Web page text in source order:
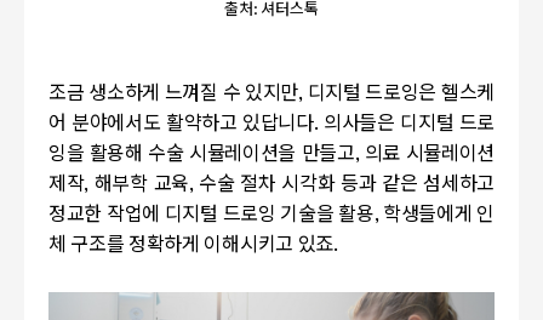
출처: 셔터스톡
조금 생소하게 느껴질 수 있지만, 디지털 드로잉은 헬스케
어 분야에서도 활약하고 있답니다. 의사들은 디지털 드로
잉을 활용해 수술 시뮬레이션을 만들고, 의료 시뮬레이션
제작, 해부학 교육, 수술 절차 시각화 등과 같은 섬세하고
정교한 작업에 디지털 드로잉 기술을 활용, 학생들에게 인
체 구조를 정확하게 이해시키고 있죠.